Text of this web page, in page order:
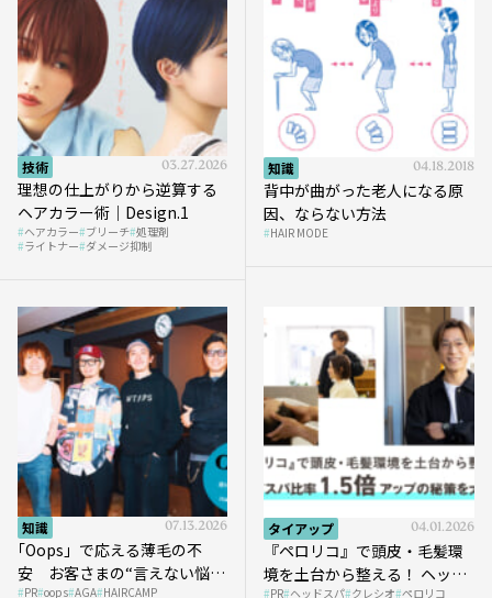
技術 03.27.2026
理想の仕上がりから逆算する
ヘアカラー術｜Design.1
ヘアカラー ブリーチ 処理剤
ライトナー ダメージ抑制
知識 04.18.2018
背中が曲がった老人になる原
因、ならない方法
HAIR MODE
知識 07.13.2026
｢Oops」で応える薄毛の不
安 お客さまの“言えない悩
PR oops AGA HAIRCAMP
タイアップ 04.01.2026
『ペロリコ』で頭皮・毛髪環
境を土台から整える！ ヘッド
PR ヘッドスパ クレシオ ペロリコ